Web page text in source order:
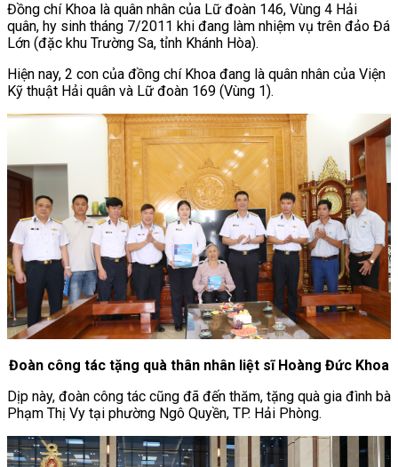
Đồng chí Khoa là quân nhân của Lữ đoàn 146, Vùng 4 Hải
quân, hy sinh tháng 7/2011 khi đang làm nhiệm vụ trên đảo Đá
Lớn (đặc khu Trường Sa, tỉnh Khánh Hòa).
Hiện nay, 2 con của đồng chí Khoa đang là quân nhân của Viện
Kỹ thuật Hải quân và Lữ đoàn 169 (Vùng 1).
Đoàn công tác tặng quà thân nhân liệt sĩ Hoàng Đức Khoa
Dịp này, đoàn công tác cũng đã đến thăm, tặng quà gia đình bà
Phạm Thị Vy tại phường Ngô Quyền, TP. Hải Phòng.